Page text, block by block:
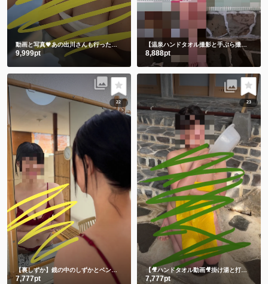
動画と写真💗あの出川さんも行った温泉 3年前の私です🫣 スマホの中に埋もれてました😋
9,999pt
【温泉ハンドタオル撮影と手ぶら撮影】撮りたてホヤホヤ💕今のしずかを見て下さい💗
8,888pt
22
【裏しずか】鏡の中のしずかとベンチに座る生しずかどっちが好き？💕
7,777pt
23
【🎥ハンドタオル動画🎥掛け湯と打たせ湯】温泉に入る時は掛け湯しよ💕打たせ湯熱すぎた😂
7,777pt